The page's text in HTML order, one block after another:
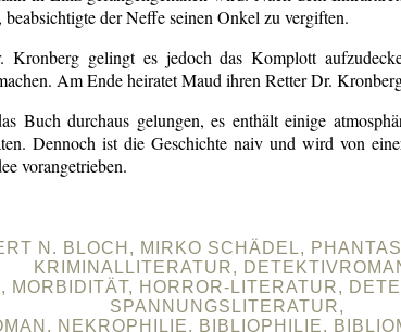
beabsichtigte der Neffe seinen Onkel zu vergiften.
gelingt es jedoch das Komplott
Am Ende heiratet Maud ihren Retter Dr.
Buch durchaus gelungen, es enthält einige
Dennoch ist die Geschichte naiv und wird von
vorangetrieben.
N. BLOCH, MIRKO SCHÄDEL,
KRIMINALLITERATUR,
MORBIDITÄT, HORROR-LITERATUR,
SPANNUNGSLITERATUR,
NEKROPHILIE, BIBLIOPHILIE,